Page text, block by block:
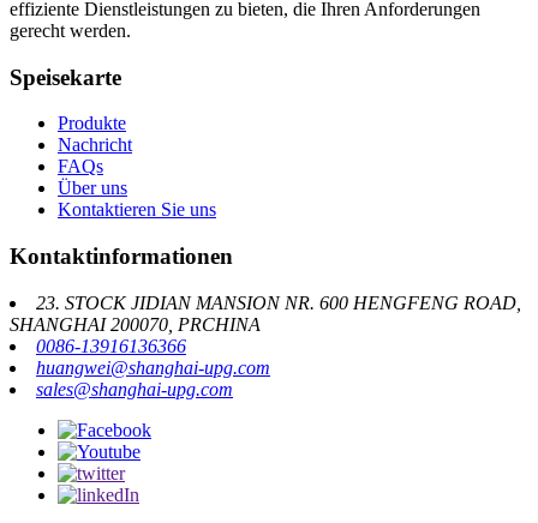
effiziente Dienstleistungen zu bieten, die Ihren Anforderungen
gerecht werden.
Speisekarte
Produkte
Nachricht
FAQs
Über uns
Kontaktieren Sie uns
Kontaktinformationen
23. STOCK JIDIAN MANSION NR. 600 HENGFENG ROAD,
SHANGHAI 200070, PRCHINA
0086-13916136366
huangwei@shanghai-upg.com
sales@shanghai-upg.com